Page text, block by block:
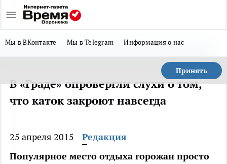
Мы в ВКонтакте Мы в Telegram Информация о нас
Принять
В «Граде» опровергли слухи о том,
что каток закроют навсегда
25 апреля 2015
Редакция
Популярное место отдыха горожан просто